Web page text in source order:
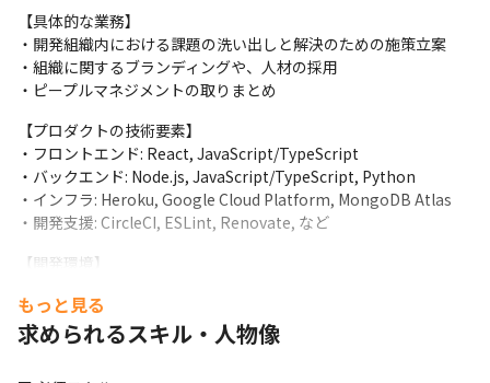
【具体的な業務】
・開発組織内における課題の洗い出しと解決のための施策立案
・組織に関するブランディングや、人材の採用
・ピープルマネジメントの取りまとめ
【プロダクトの技術要素】
・フロントエンド: React, JavaScript/TypeScript
・バックエンド: Node.js, JavaScript/TypeScript, Python
・インフラ: Heroku, Google Cloud Platform, MongoDB Atlas
・開発支援: CircleCI, ESLint, Renovate, など
【開発環境】
・コミュニケーション: Slack, Helpfeel Cosense, Google Meet
・グループウェア: Google Workspace
もっと見る
求められるスキル・人物像